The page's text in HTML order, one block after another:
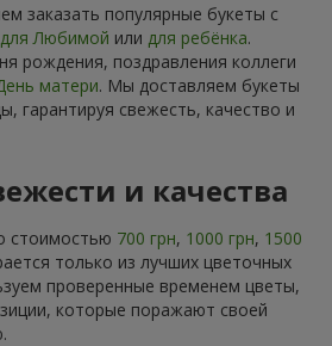
заказать популярные букеты с
для Любимой или для ребёнка.
рождения, поздравления коллеги
матери. Мы доставляем букеты
гарантируя свежесть, качество и
и качества
стоимостью 700 грн, 1000 грн, 1500
только из лучших цветочных
проверенные временем цветы,
которые поражают своей